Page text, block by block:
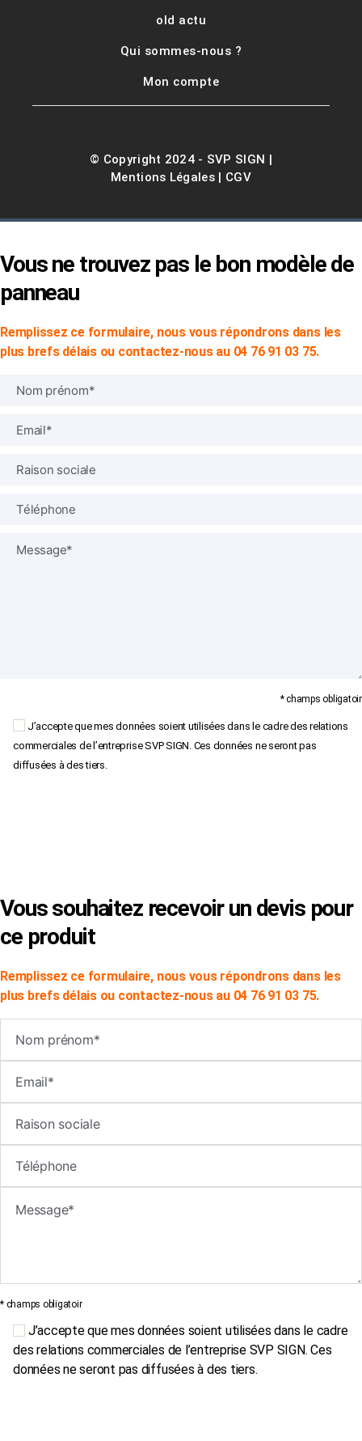
old actu
Qui sommes-nous ?
Mon compte
© Copyright 2024 - SVP SIGN
Mentions Légales
CGV
Vous ne trouvez pas le bon modèle de
panneau
Remplissez ce formulaire, nous vous répondrons dans les
plus brefs délais ou contactez-nous au 04 76 91 03 75.
* champs obligatoir
J’accepte que mes données soient utilisées dans le cadre des relations
commerciales de l’entreprise SVP SIGN. Ces données ne seront pas
diffusées à des tiers.
Vous souhaitez recevoir un devis pour
ce produit
Remplissez ce formulaire, nous vous répondrons dans les
plus brefs délais ou contactez-nous au 04 76 91 03 75.
* champs obligatoir
J’accepte que mes données soient utilisées dans le cadre
des relations commerciales de l’entreprise SVP SIGN. Ces
données ne seront pas diffusées à des tiers.